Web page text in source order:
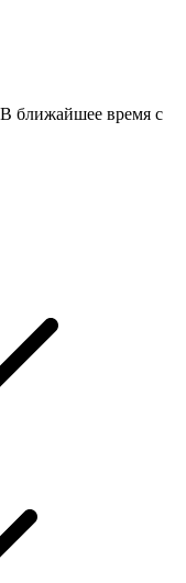
ближайшее время с